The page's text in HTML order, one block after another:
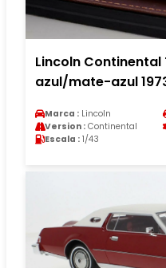
Lincoln
azul/mate-azul
Marca : Lincoln
Version : Continental
Escala : 1/43